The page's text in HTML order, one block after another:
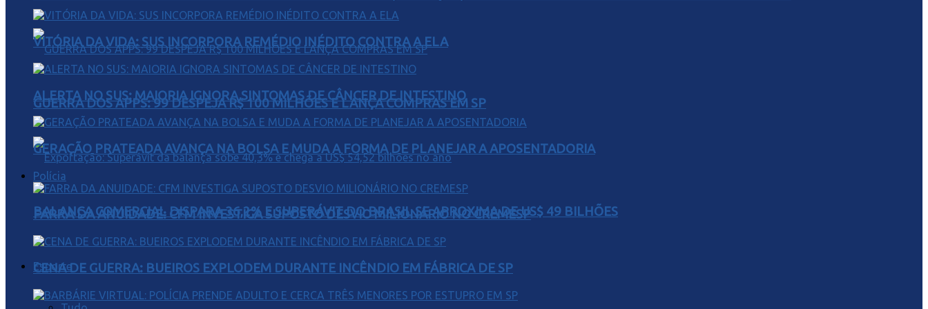
GUERRA DOS APPS: 99 DESPEJA R$ 100 MILHÕES E LANÇA COMPRAS EM SP
BALANÇA COMERCIAL DISPARA 36,2% E SUPERÁVIT DO BRASIL SE APROXIMA DE US$ 49 BILHÕES
Esporte
VITÓRIA DA VIDA: SUS INCORPORA REMÉDIO INÉDITO CONTRA A ELA
ALERTA NO SUS: MAIORIA IGNORA SINTOMAS DE CÂNCER DE INTESTINO
GERAÇÃO PRATEADA AVANÇA NA BOLSA E MUDA A FORMA DE PLANEJAR A APOSENTADORIA
Polícia
FARRA DA ANUIDADE: CFM INVESTIGA SUPOSTO DESVIO MILIONÁRIO NO CREMESP
CENA DE GUERRA: BUEIROS EXPLODEM DURANTE INCÊNDIO EM FÁBRICA DE SP